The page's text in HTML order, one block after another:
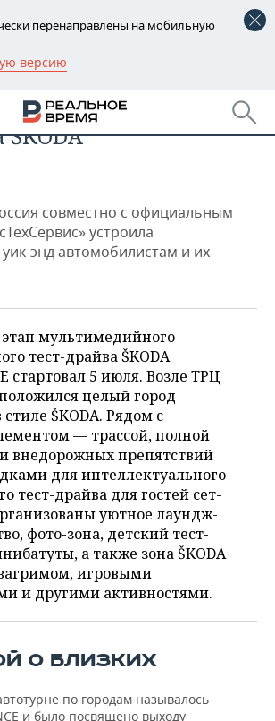
перенаправлены на мобильную
версию
ДОХОДАХ
ПФО
от
ŠKODA
совместно с официальным
устроила
энд автомобилистам и их
мультимедийного
тест-драйва ŠKODA
стартовал 5 июля. Возле ТРЦ
целый город
ŠKODA. Рядом с
— трассой, полной
внедорожных препятствий
для интеллектуального
тест-драйва для гостей сет-
уютное лаундж-
фото-зона, детский тест-
а также зона ŠKODA
игровыми
и другими активностями.
О БЛИЗКИХ
по городам называлось
и было посвящено выходу